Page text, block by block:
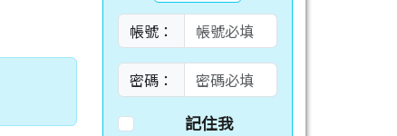
帳號：
密碼：
記住我